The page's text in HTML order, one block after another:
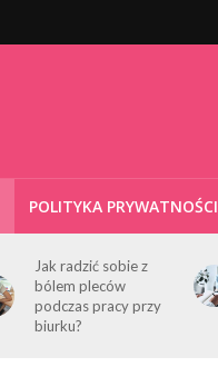
POLITYKA PRYWATNOŚCI
Jak radzić sobie z
bólem pleców
podczas pracy przy
biurku?